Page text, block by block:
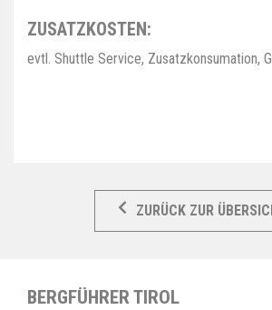
ZUSATZKOSTEN:
evtl. Shuttle Service, Zusatzkonsumation,
ZURÜCK ZUR
BERGFÜHRER TIROL